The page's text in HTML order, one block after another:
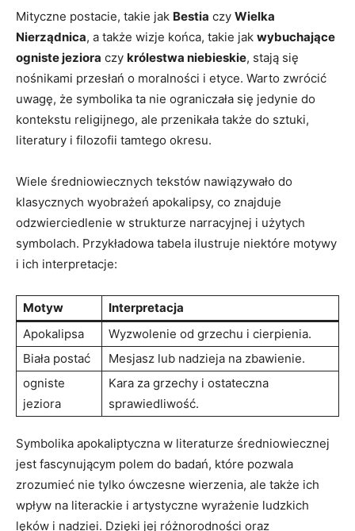
Mityczne postacie,⁤ takie jak‌ Bestia czy Wielka⁤
Nierządnica, a także wizje ‌końca, takie jak wybuchające
ogniste jeziora ⁤czy królestwa niebieskie,​ stają się
nośnikami przesłań ‍o ⁢moralności i ⁣etyce. Warto zwrócić
uwagę, że symbolika ta nie ​ograniczała się jedynie do
kontekstu religijnego, ale przenikała także do sztuki,
literatury‍ i filozofii tamtego ​okresu.
Wiele średniowiecznych tekstów nawiązywało⁤ do
klasycznych ⁣wyobrażeń apokalipsy, co znajduje⁣
odzwierciedlenie w strukturze narracyjnej i ⁣użytych⁢
symbolach. Przykładowa tabela ilustruje niektóre motywy
i ich interpretacje:
Motyw
Interpretacja
Apokalipsa
Wyzwolenie od grzechu i cierpienia.
Biała⁢ postać
Mesjasz ​lub nadzieja na zbawienie.
ogniste
jeziora
Kara za⁣ grzechy ⁢i ⁣ostateczna
‌sprawiedliwość.
Symbolika apokaliptyczna w‌ literaturze średniowiecznej
jest fascynującym polem do badań,‌ które pozwala
zrozumieć nie tylko ówczesne wierzenia, ale także ich
wpływ na literackie i artystyczne​ wyrażenie ludzkich
lęków i nadziei. Dzięki jej różnorodności oraz